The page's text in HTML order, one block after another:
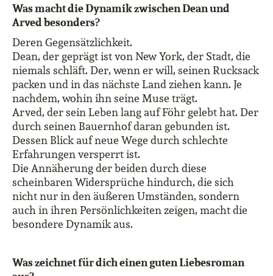
Was macht die Dynamik zwischen Dean und
Arved besonders?
Deren Gegensätzlichkeit.
Dean, der geprägt ist von New York, der Stadt, die
niemals schläft. Der, wenn er will, seinen Rucksack
packen und in das nächste Land ziehen kann. Je
nachdem, wohin ihn seine Muse trägt.
Arved, der sein Leben lang auf Föhr gelebt hat. Der
durch seinen Bauernhof daran gebunden ist.
Dessen Blick auf neue Wege durch schlechte
Erfahrungen versperrt ist.
Die Annäherung der beiden durch diese
scheinbaren Widersprüche hindurch, die sich
nicht nur in den äußeren Umständen, sondern
auch in ihren Persönlichkeiten zeigen, macht die
besondere Dynamik aus.
Was zeichnet für dich einen guten Liebesroman